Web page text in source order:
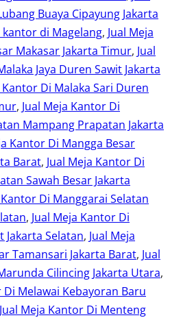
Buaya Cipayung Jakarta
kantor di Magelang, Jual Meja
Makasar Jakarta Timur, Jual
Jaya Duren Sawit Jakarta
Kantor Di Malaka Sari Duren
, Jual Meja Kantor Di
Mampang Prapatan Jakarta
Kantor Di Mangga Besar
Barat, Jual Meja Kantor Di
Sawah Besar Jakarta
Kantor Di Manggarai Selatan
, Jual Meja Kantor Di
Jakarta Selatan, Jual Meja
Tamansari Jakarta Barat, Jual
Cilincing Jakarta Utara
Di Melawai Kebayoran Baru
Jual Meja Kantor Di Menteng